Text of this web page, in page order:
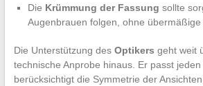
Die Krümmung der Fassung sollte
Augenbrauen folgen, ohne übermäßige
Die Unterstützung des Optikers geht weit
technische Anprobe hinaus. Er passt jeden
berücksichtigt die Symmetrie der